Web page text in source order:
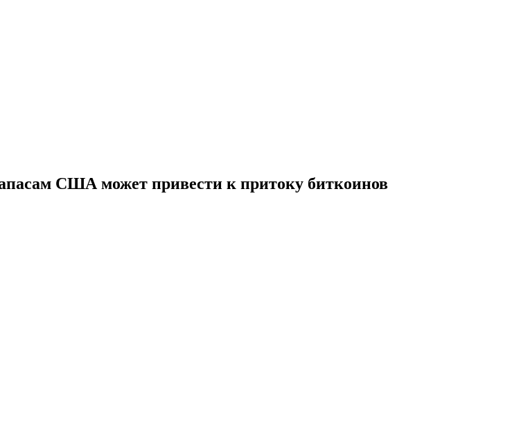
США может привести к притоку биткоинов